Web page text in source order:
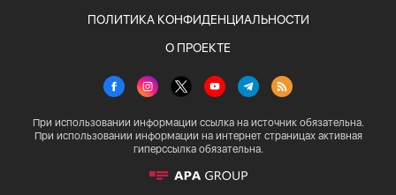
ПОЛИТИКА КОНФИДЕНЦИАЛЬНОСТИ
О ПРОЕКТЕ
При использовании информации ссылка на источник обязательна.
При использовании информации на интернет страницах активная
гиперссылка обязательна.